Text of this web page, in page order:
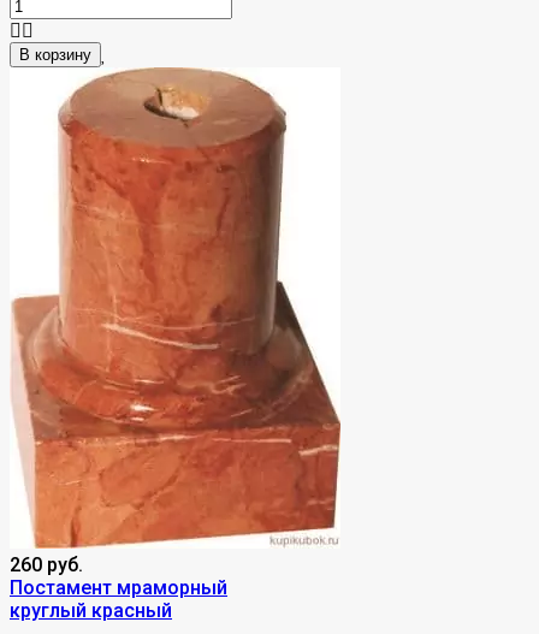
В корзину
260 руб.
Постамент мраморный
круглый красный